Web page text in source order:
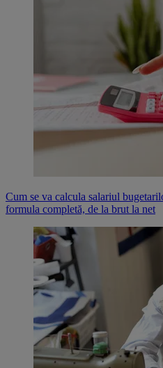
Cum se va calcula salariul
formula completă, de la brut la net